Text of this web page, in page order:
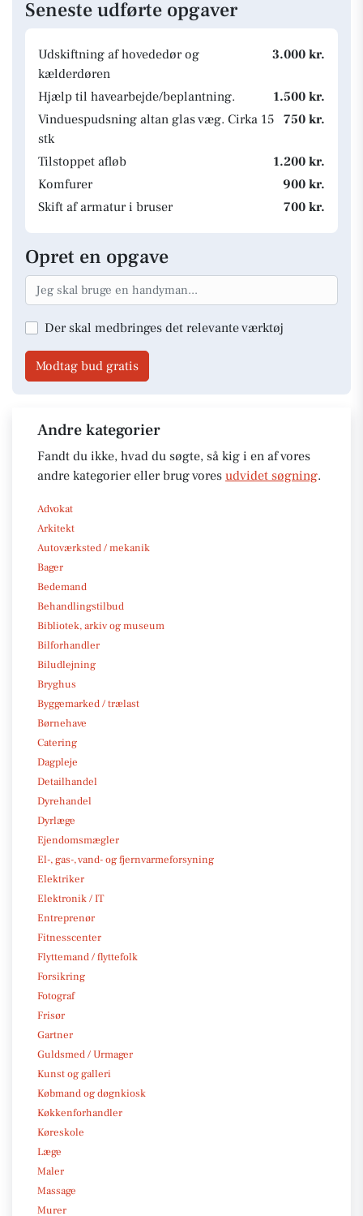
Seneste udførte opgaver
Udskiftning af hovededør og
kælderdøren
3.000 kr.
Hjælp til havearbejde/beplantning.
1.500 kr.
Vinduespudsning altan glas væg. Cirka 15
stk
750 kr.
Tilstoppet afløb
1.200 kr.
Komfurer
900 kr.
Skift af armatur i bruser
700 kr.
Opret en opgave
Der skal medbringes det relevante værktøj
Modtag bud gratis
Andre kategorier
Fandt du ikke, hvad du søgte, så kig i en af vores
andre kategorier eller brug vores udvidet søgning.
Advokat
Arkitekt
Autoværksted / mekanik
Bager
Bedemand
Behandlingstilbud
Bibliotek, arkiv og museum
Bilforhandler
Biludlejning
Bryghus
Byggemarked / trælast
Børnehave
Catering
Dagpleje
Detailhandel
Dyrehandel
Dyrlæge
Ejendomsmægler
El-, gas-, vand- og fjernvarmeforsyning
Elektriker
Elektronik / IT
Entreprenør
Fitnesscenter
Flyttemand / flyttefolk
Forsikring
Fotograf
Frisør
Gartner
Guldsmed / Urmager
Kunst og galleri
Købmand og døgnkiosk
Køkkenforhandler
Køreskole
Læge
Maler
Massage
Murer